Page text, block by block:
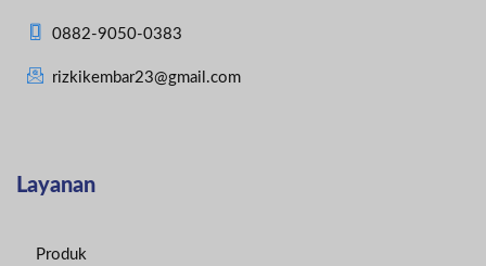
0882-9050-0383
rizkikembar23@gmail.com
Layanan
Produk